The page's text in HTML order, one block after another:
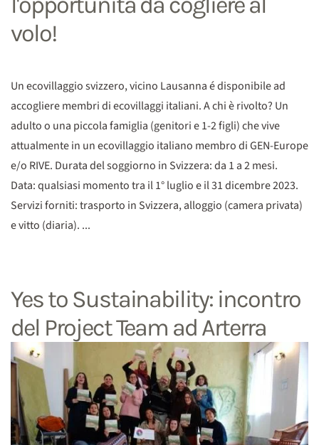
volo!
Un ecovillaggio svizzero, vicino Lausanna é disponibile ad
accogliere membri di ecovillaggi italiani. A chi è rivolto? Un
adulto o una piccola famiglia (genitori e 1-2 figli) che vive
attualmente in un ecovillaggio italiano membro di GEN-Europe
e/o RIVE. Durata del soggiorno in Svizzera: da 1 a 2 mesi.
Data: qualsiasi momento tra il 1° luglio e il 31 dicembre 2023.
Servizi forniti: trasporto in Svizzera, alloggio (camera privata)
e vitto (diaria). ...
Yes to Sustainability: incontro
del Project Team ad Arterra